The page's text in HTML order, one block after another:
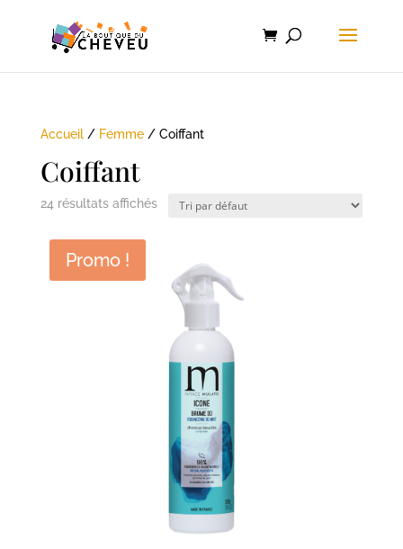
Accueil/ Femme/ Coiffant
Coiffant
24 résultats affichés
Promo !